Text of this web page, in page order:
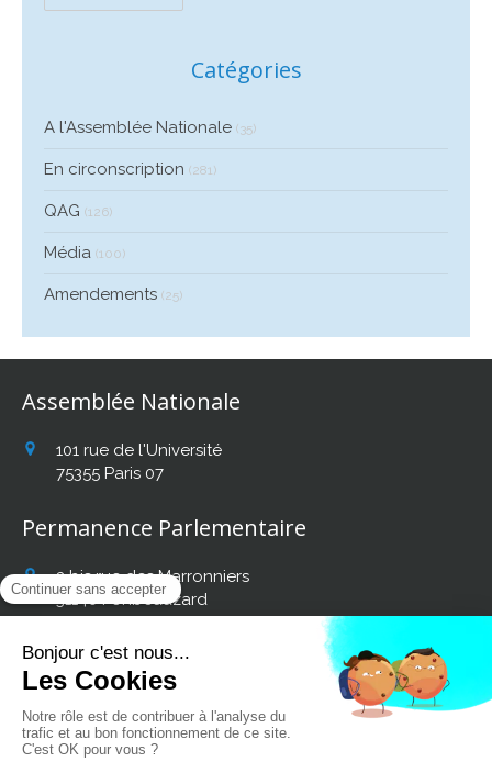
Catégories
A l'Assemblée Nationale (35)
En circonscription (281)
QAG (126)
Média (100)
Amendements (25)
Assemblée Nationale
101 rue de l'Université
75355 Paris 07
Permanence Parlementaire
2 bis rue des Marronniers
31140 Fonbeauzard
Retrouvez mon actualité
sur les réseaux sociaux :